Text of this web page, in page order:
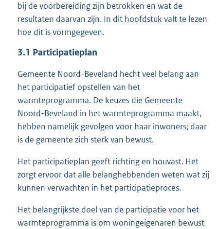
bij de voorbereiding zijn betrokken en wat de
resultaten daarvan zijn. In dit hoofdstuk valt te lezen
hoe dit is vormgegeven.
3.1 Participatieplan
Gemeente Noord-Beveland hecht veel belang aan
het participatief opstellen van het
warmteprogramma. De keuzes die Gemeente
Noord-Beveland in het warmteprogramma maakt,
hebben namelijk gevolgen voor haar inwoners; daar
is de gemeente zich sterk van bewust.
Het participatieplan geeft richting en houvast. Het
zorgt ervoor dat alle belanghebbenden weten wat zij
kunnen verwachten in het participatieproces.
Het belangrijkste doel van de participatie voor het
warmteprogramma is om woningeigenaren bewust